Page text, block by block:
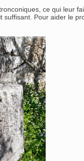
ce qui leur
Pour aider le